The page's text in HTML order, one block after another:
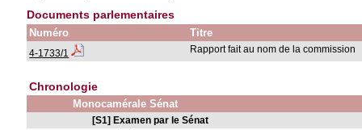
Documents parlementaires
Numéro Titre
4-1733/1 Rapport fait au nom de la commission
Chronologie
Monocamérale Sénat
[S1] Examen par le Sénat